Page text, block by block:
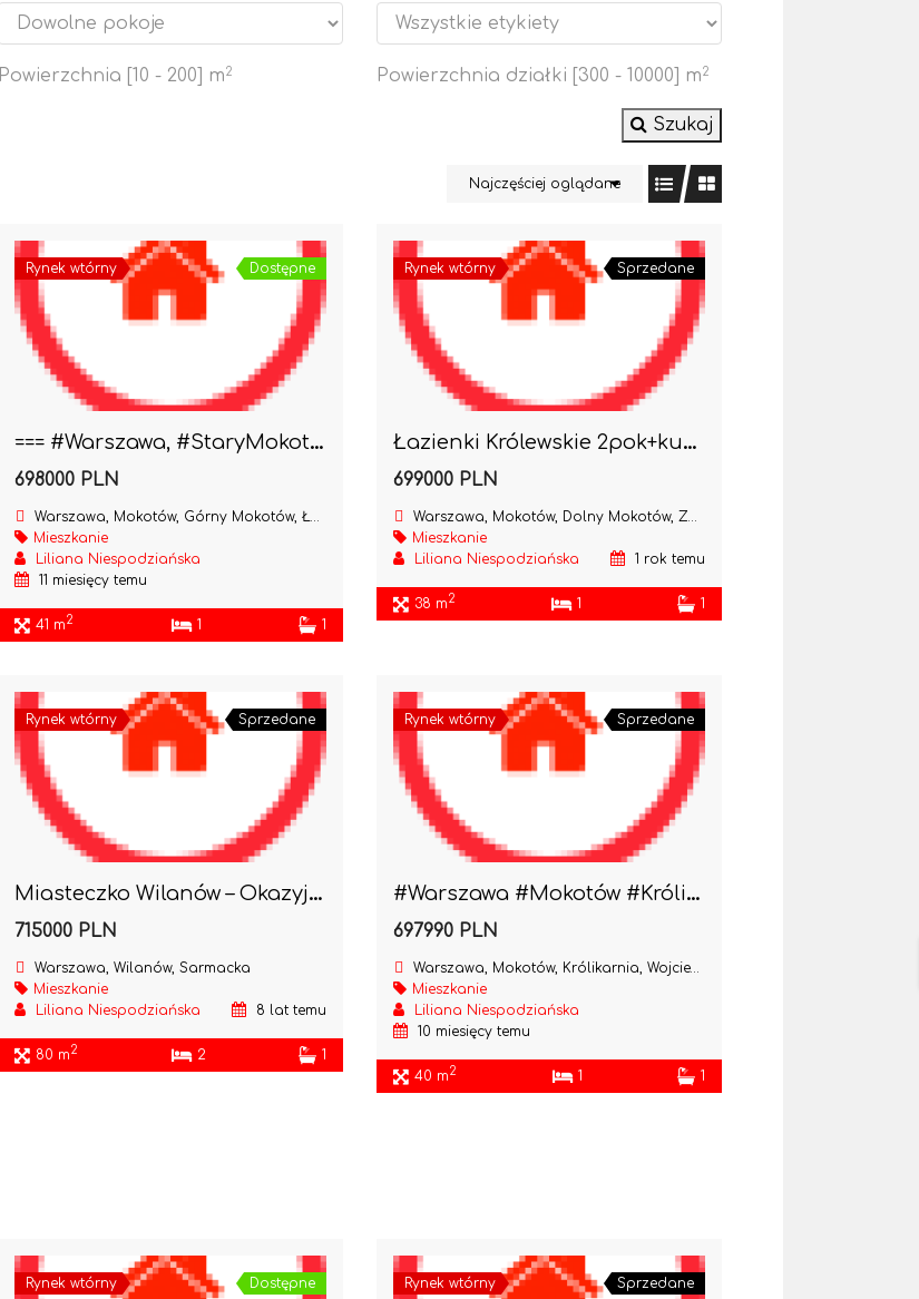
Powierzchnia [ 10 - 200 ] m2 Powierzchnia działki [ 300 - 10000 ] m2
Szukaj
Najczęściej oglądane
Rynek wtórny Dostępne
=== #Warszawa, #StaryMokotów 2/3 pokoje Cichutkie ..
698000 PLN
Warszawa, Mokotów, Górny Mokotów, Łowicka
Mieszkanie
Liliana Niespodziańska
11 miesięcy temu
41 m2 1 1
Rynek wtórny Sprzedane
Łazienki Królewskie 2pok+kuchnia-chcesz to mieć 🙂
699000 PLN
Warszawa, Mokotów, Dolny Mokotów, Zbierska
Mieszkanie
Liliana Niespodziańska
1 rok temu
38 m2 1 1
Rynek wtórny Sprzedane
Miasteczko Wilanów – Okazyjna cena !!
715000 PLN
Warszawa, Wilanów, Sarmacka
Mieszkanie
Liliana Niespodziańska
8 lat temu
80 m2 2 1
Rynek wtórny Sprzedane
#Warszawa #Mokotów #Królikarnia 2pok do wejścia
697990 PLN
Warszawa, Mokotów, Królikarnia, Wojciecha Żywnego
Mieszkanie
Liliana Niespodziańska
10 miesięcy temu
40 m2 1 1
Rynek wtórny Dostępne Rynek wtórny Sprzedane